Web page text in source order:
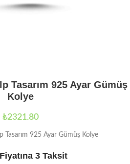
Tasarım 925 Ayar Gümüş
Kolye
₺2321.80
Tasarım 925 Ayar Gümüş Kolye
3 Taksit